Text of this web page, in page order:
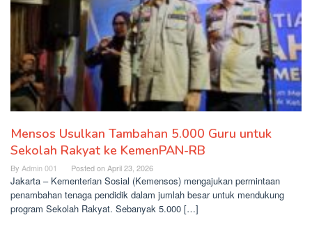
Mensos Usulkan Tambahan 5.000 Guru untuk
Sekolah Rakyat ke KemenPAN-RB
By Admin 001 Posted onApril 23, 2026
Jakarta – Kementerian Sosial (Kemensos) mengajukan permintaan
penambahan tenaga pendidik dalam jumlah besar untuk mendukung
program Sekolah Rakyat. Sebanyak 5.000 […]